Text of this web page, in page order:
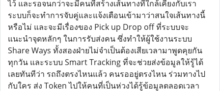
ไว้ และรอจนกว่าจะมีคนที่สร้างเส้นทางที่ใกล้เคียงกับเรา
ระบบก็จะทำการจับคู่และแจ้งเตือนเข้ามาว่าสนใจเส้นทางนี้
หรือไม่ และจะมีเรื่องของ Pick up Drop off ที่ระบบจะ
แนะนำจุดหลักๆ ในการรับส่งคน ซึ่งทำให้ผู้ใช้งานระบบ
Share Ways ทั้งสองฝ่ายไม่จำเป็นต้องเสียเวลามาพูดคุยกัน
ทุกวัน และระบบ Smart Tracking ที่จะช่วยส่งข้อมูลให้รู้ได้
เลยทันทีว่า รถถึงตรงไหนแล้ว คนรออยู่ตรงไหน ร่วมทางไป
กับใคร ส่ง Token ไปให้คนที่เป็นห่วงได้รู้ข้อมูลตลอดเวลา